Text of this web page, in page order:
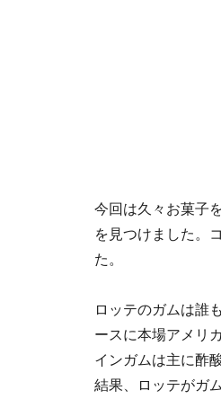
今回は久々お菓子
を見つけました。
た。
ロッテのガムは誰
ースに本場アメリ
インガムは主に酢
結果、ロッテがガ